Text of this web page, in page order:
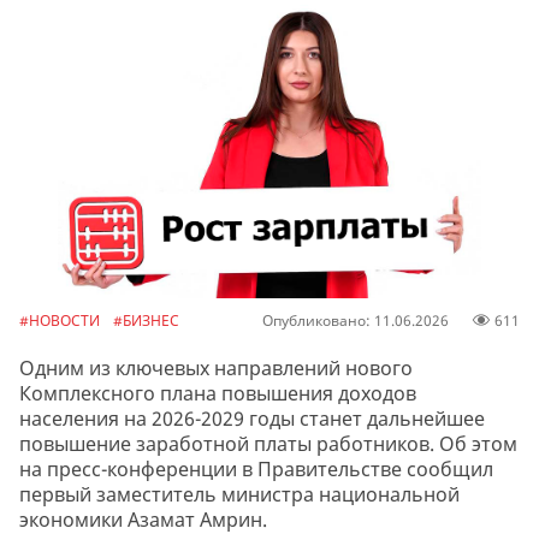
#НОВОСТИ #БИЗНЕС Опубликовано: 11.06.2026 611
Одним из ключевых направлений нового
Комплексного плана повышения доходов
населения на 2026-2029 годы станет дальнейшее
повышение заработной платы работников. Об этом
на пресс-конференции в Правительстве сообщил
первый заместитель министра национальной
экономики Азамат Амрин.